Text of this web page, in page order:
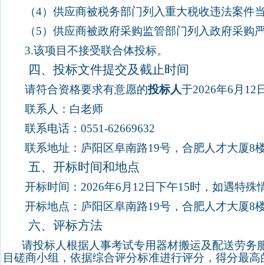
（4）供应商被税务部门列入重大税收违法案件
（5）供应商被政府采购监管部门列入政府采购
3.该项目不接受联合体投标。
四、投标文件提交及截止时间
请符合资格要求有意愿的投标人于2026年6 月 12
联系人：白老师
联系电话：0551-62669632
联系地址：庐阳区阜南路19号，合肥人才大厦8
五、开标时间和地点
开标时间： 2026年6 月 12 日下午15时，如遇特殊
开标地点：庐阳区阜南路19号，合肥人才大厦8
六、评标方法
请投标人根据人事考试专用器材搬运及配送劳务
目磋商小组，依据综合评分标准进行评分，得分最